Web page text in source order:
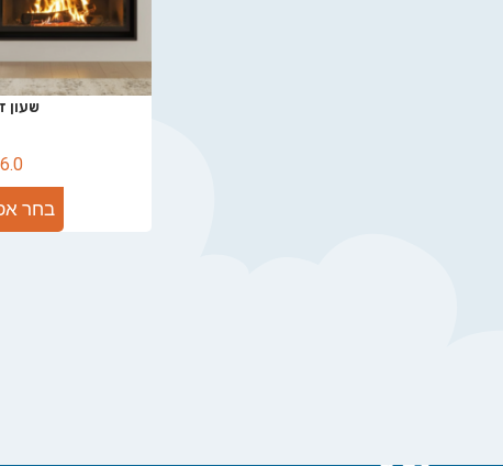
שעון
בחר